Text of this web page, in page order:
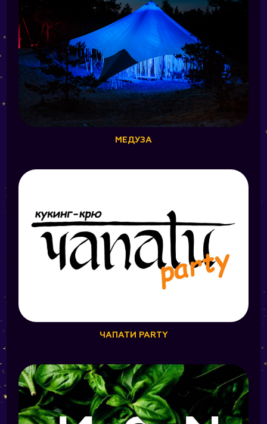
МЕДУЗА
ЧАПАТИ PARTY